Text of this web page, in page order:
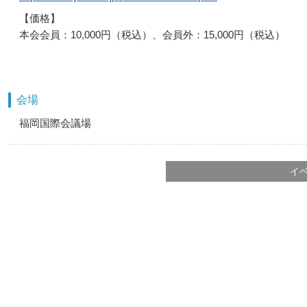
【価格】
本会会員：10,000円（税込）、会員外：15,000円（税込）
会場
福岡国際会議場
イ